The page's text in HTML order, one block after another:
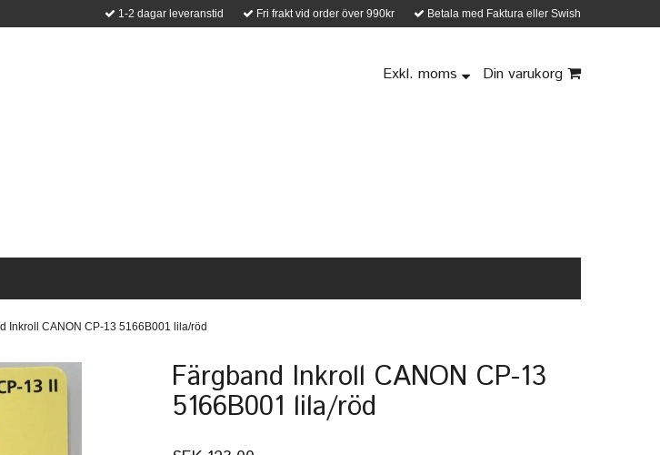
1-2 dagar leveranstid Fri frakt vid order över 990kr Betala med Faktura eller Swish
Exkl. moms Din varukorg
Inkroll CANON CP-13 5166B001 lila/röd
Färgband Inkroll CANON CP-13
5166B001 lila/röd